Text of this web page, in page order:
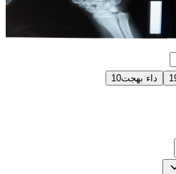
إجابات تثقيفية عن أمراض الروماتيزم وكوفيد-19 وداء بهجت.
عن استشارة طبيبك.
داء بهجت10